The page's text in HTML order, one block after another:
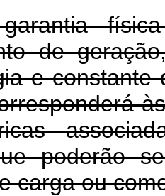
física
de
e
poderão
carga ou